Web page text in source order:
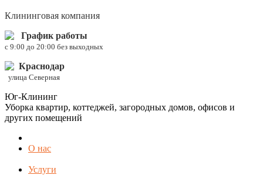
Клининговая компания
График работы
c 9:00 до 20:00 без выходных
Краснодар
улица Северная
Юг-Клининг
Уборка квартир, коттеджей, загородных домов, офисов и
других помещений
О нас
Услуги